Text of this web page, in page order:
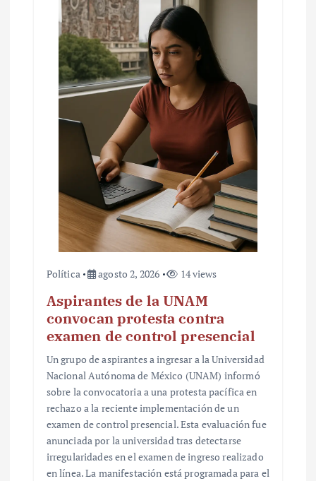
Política agosto 2, 2026 14 views
Aspirantes de la UNAM
convocan protesta contra
examen de control presencial
Un grupo de aspirantes a ingresar a la Universidad
Nacional Autónoma de México (UNAM) informó
sobre la convocatoria a una protesta pacífica en
rechazo a la reciente implementación de un
examen de control presencial. Esta evaluación fue
anunciada por la universidad tras detectarse
irregularidades en el examen de ingreso realizado
en línea. La manifestación está programada para el